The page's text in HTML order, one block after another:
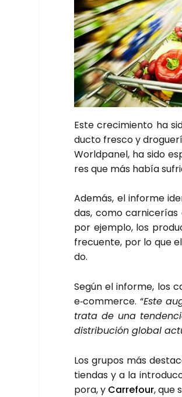
Este cre­ci­mien­to ha
duc­to fres­co y
World­pa­nel, ha sido
res que más había
Ade­más, el infor­me
das, como
por ejem­plo, los
fre­cuen­te, por lo que
do.
Según el infor­me, los
e‑commerce. “Este
tra­ta de una
dis­tri­bu­ción glo­bal
Los gru­pos más
tien­das y a la
po­ra, y Carre­four, que